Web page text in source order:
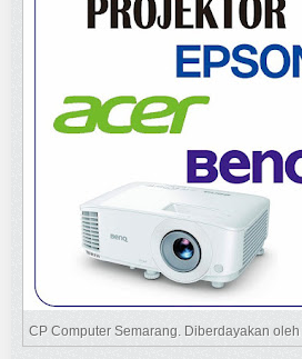
CP Computer Semarang. Diberdayakan oleh